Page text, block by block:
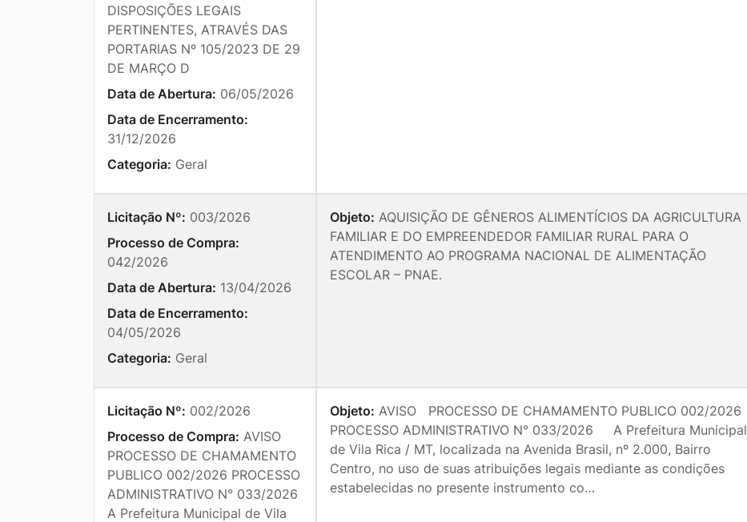
DISPOSIÇÕES LEGAIS
PERTINENTES, ATRAVÉS DAS
PORTARIAS Nº 105/2023 DE 29
DE MARÇO D
Data de Abertura: 06/05/2026
Data de Encerramento:
31/12/2026
Categoria: Geral
Licitação Nº: 003/2026
Processo de Compra:
042/2026
Data de Abertura: 13/04/2026
Data de Encerramento:
04/05/2026
Categoria: Geral
Objeto: AQUISIÇÃO DE GÊNEROS ALIMENTÍCIOS DA AGRICULTURA
FAMILIAR E DO EMPREENDEDOR FAMILIAR RURAL PARA O
ATENDIMENTO AO PROGRAMA NACIONAL DE ALIMENTAÇÃO
ESCOLAR – PNAE.
Licitação Nº: 002/2026
Processo de Compra: AVISO
PROCESSO DE CHAMAMENTO
PUBLICO 002/2026 PROCESSO
ADMINISTRATIVO N° 033/2026
A Prefeitura Municipal de Vila
Objeto: AVISO PROCESSO DE CHAMAMENTO PUBLICO 002/2026
PROCESSO ADMINISTRATIVO N° 033/2026 A Prefeitura Municipal
de Vila Rica / MT, localizada na Avenida Brasil, nº 2.000, Bairro
Centro, no uso de suas atribuições legais mediante as condições
estabelecidas no presente instrumento co…